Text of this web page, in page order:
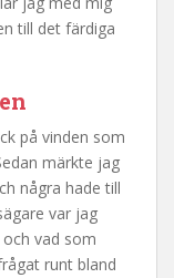
till det färdiga
på vinden som
märkte jag
några hade till
var jag
vad som
runt bland